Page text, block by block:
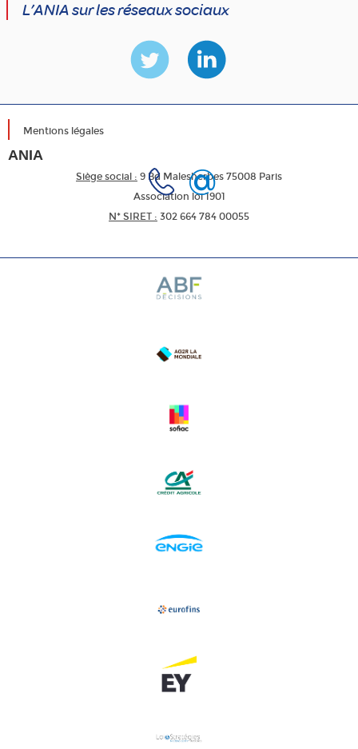
L’ANIA sur les réseaux sociaux
Mentions légales
ANIA
Siège social : 9 Bd Malesherbes 75008 Paris
Association loi 1901
N* SIRET : 302 664 784 00055